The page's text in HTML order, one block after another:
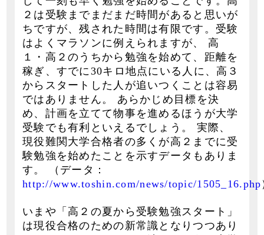
２は受験までまだまだ時間があると思いが
ちですが、残された時間は有限です。受験
はよくマラソンに例えられますが、 高
１・高２のうちから勉強を始めて、距離を
稼ぎ、すでに30キロ地点にいる人に、高３
からスタートした人が追いつくことは容易
ではありません。 あらかじめ目標を決
め、計画を立てて物事を進めるほうが大学
受験でも有利といえるでしょう。 実際、
現役難関大学合格者の多くが高２までに受
験勉強を始めたことを示すデータもありま
す。 （データ：
http://www.toshin.com/news/topic/1505_16.php
いまや「高２の夏から受験勉強スタート」
は現役合格のための新常識となりつつあり